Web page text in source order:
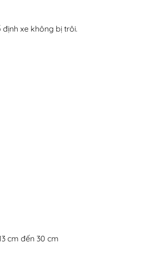
xe không bị trôi.
cm đến 30 cm